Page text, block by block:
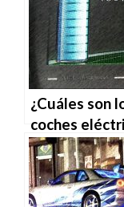
roban
¿Cuáles son
coches
con mayor
autonomía
mercado?